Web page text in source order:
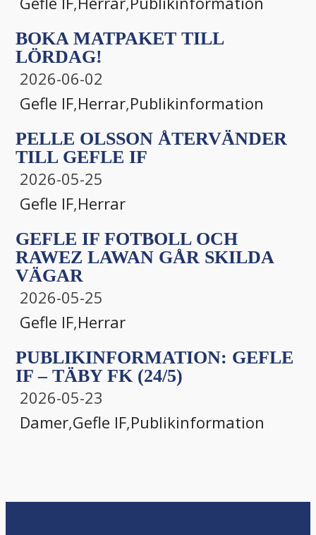
BOKA MATPAKET TILL
LÖRDAG!
2026-06-02
Gefle IF,Herrar,Publikinformation
PELLE OLSSON ÅTERVÄNDER
TILL GEFLE IF
2026-05-25
Gefle IF,Herrar
GEFLE IF FOTBOLL OCH
RAWEZ LAWAN GÅR SKILDA
VÄGAR
2026-05-25
Gefle IF,Herrar
PUBLIKINFORMATION: GEFLE
IF – TÄBY FK (24/5)
2026-05-23
Damer,Gefle IF,Publikinformation